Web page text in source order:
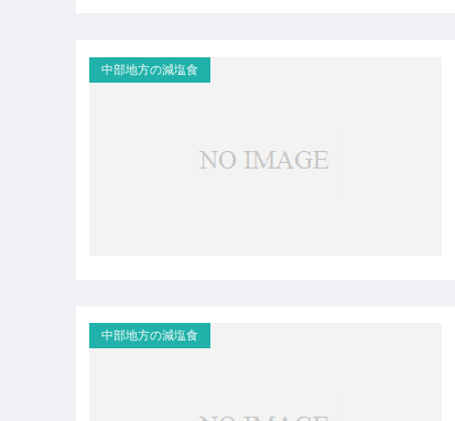
中部地方の減塩食
中部地方の減塩食